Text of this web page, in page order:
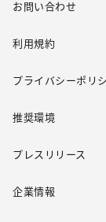
お問い合わせ
利用規約
プライバシーポリ
推奨環境
プレスリリース
企業情報